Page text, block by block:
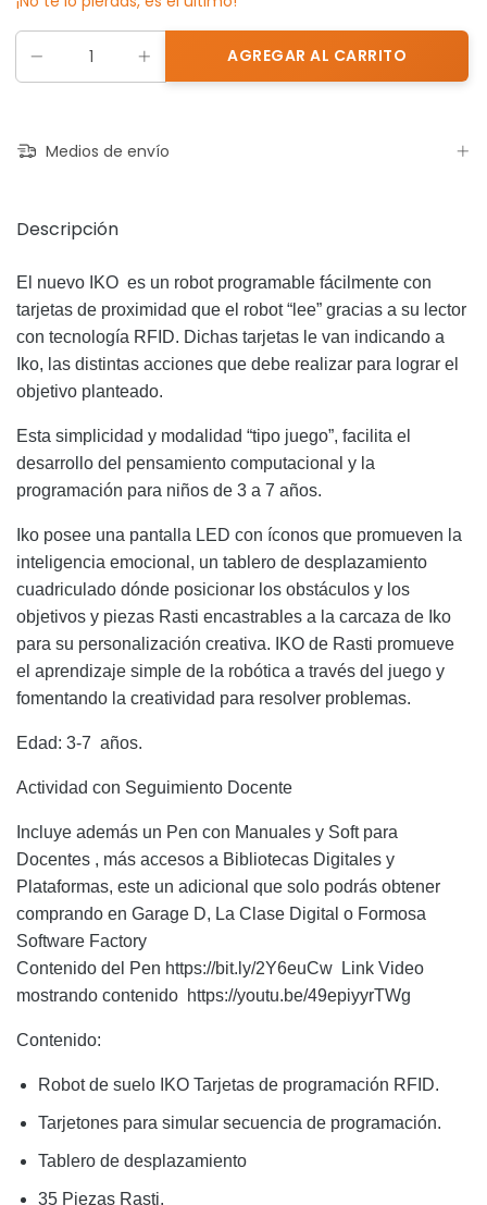
Medios de envío
Descripción
El nuevo IKO es un robot programable fácilmente con
tarjetas de proximidad que el robot “lee” gracias a su lector
con tecnología RFID. Dichas tarjetas le van indicando a
Iko, las distintas acciones que debe realizar para lograr el
objetivo planteado.
Esta simplicidad y modalidad “tipo juego”, facilita el
desarrollo del pensamiento computacional y la
programación para niños de 3 a 7 años.
Iko posee una pantalla LED con íconos que promueven la
inteligencia emocional, un tablero de desplazamiento
cuadriculado dónde posicionar los obstáculos y los
objetivos y piezas Rasti encastrables a la carcaza de Iko
para su personalización creativa. IKO de Rasti promueve
el aprendizaje simple de la robótica a través del juego y
fomentando la creatividad para resolver problemas.
Edad: 3-7 años.
Actividad con Seguimiento Docente
Incluye además un Pen con Manuales y Soft para
Docentes , más accesos a Bibliotecas Digitales y
Plataformas, este un adicional que solo podrás obtener
comprando en Garage D, La Clase Digital o Formosa
Software Factory
Contenido del Pen https://bit.ly/2Y6euCw Link Video
mostrando contenido https://youtu.be/49epiyyrTWg
Contenido:
Robot de suelo IKO Tarjetas de programación RFID.
Tarjetones para simular secuencia de programación.
Tablero de desplazamiento
35 Piezas Rasti.